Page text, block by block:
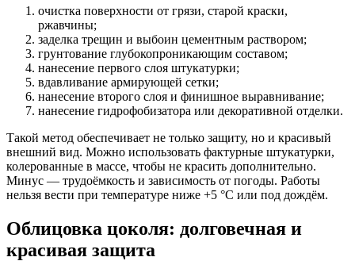
очистка поверхности от грязи, старой краски,
ржавчины;
заделка трещин и выбоин цементным раствором;
грунтование глубокопроникающим составом;
нанесение первого слоя штукатурки;
вдавливание армирующей сетки;
нанесение второго слоя и финишное выравнивание;
нанесение гидрофобизатора или декоративной отделки.
Такой метод обеспечивает не только защиту, но и красивый
внешний вид. Можно использовать фактурные штукатурки,
колерованные в массе, чтобы не красить дополнительно.
Минус — трудоёмкость и зависимость от погоды. Работы
нельзя вести при температуре ниже +5 °C или под дождём.
Облицовка цоколя: долговечная и
красивая защита